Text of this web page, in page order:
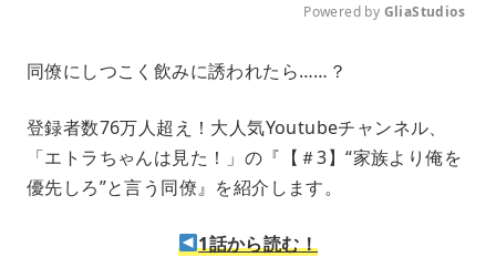
e
Powered by GliaStudios
同僚にしつこく飲みに誘われたら……？
登録者数76万人超え！大人気Youtubeチャンネル、
「エトラちゃんは見た！」の『【＃3】“家族より俺を
優先しろ”と言う同僚』を紹介します。
1話から読む！